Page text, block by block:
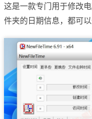
这是一款专门用于修改
件夹的日期信息，都可以